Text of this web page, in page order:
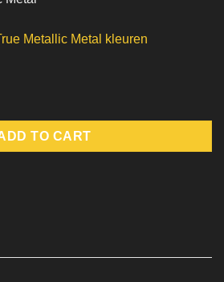
Metallic Metal kleuren
| Light | True Metallic Metal quantity
TO CART